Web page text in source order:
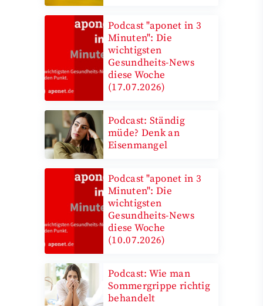
Podcast "aponet in 3
Minuten": Die
wichtigsten
Gesundheits-News
diese Woche
(17.07.2026)
Podcast: Ständig
müde? Denk an
Eisenmangel
Podcast "aponet in 3
Minuten": Die
wichtigsten
Gesundheits-News
diese Woche
(10.07.2026)
Podcast: Wie man
Sommergrippe richtig
behandelt